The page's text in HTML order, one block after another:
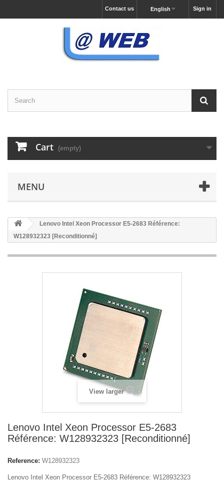
Sign in
English
Contact us
Cart (empty)
MENU
Lenovo Intel Xeon Processor E5-2683 Référence:
W128932323 [Reconditionné]
View larger
Lenovo Intel Xeon Processor E5-2683
Référence: W128932323 [Reconditionné]
Reference: W128932323
Lenovo Intel Xeon Processor E5-2683 Référence: W128932323